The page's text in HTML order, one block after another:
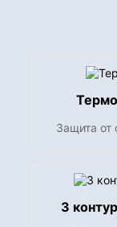
Защита от
3